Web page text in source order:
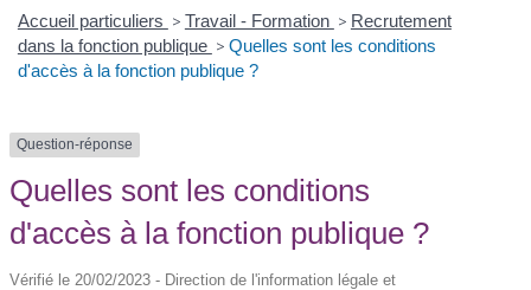
Accueil particuliers > Travail - Formation > Recrutement
dans la fonction publique > Quelles sont les conditions
d'accès à la fonction publique ?
Question-réponse
Quelles sont les conditions
d'accès à la fonction publique ?
Vérifié le 20/02/2023 - Direction de l'information légale et